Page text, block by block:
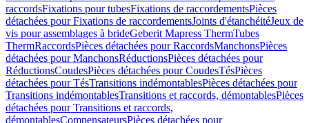
raccordsFixations pour tubesFixations de raccordementsPièces
détachées pour Fixations de raccordementsJoints d'étanchéitéJeux de
vis pour assemblages à brideGeberit Mapress ThermTubes
ThermRaccordsPièces détachées pour RaccordsManchonsPièces
détachées pour ManchonsRéductionsPièces détachées pour
RéductionsCoudesPièces détachées pour CoudesTésPièces
détachées pour TésTransitions indémontablesPièces détachées pour
Transitions indémontablesTransitions et raccords, démontablesPièces
détachées pour Transitions et raccords,
démontablesCompensateursPièces détachées pour